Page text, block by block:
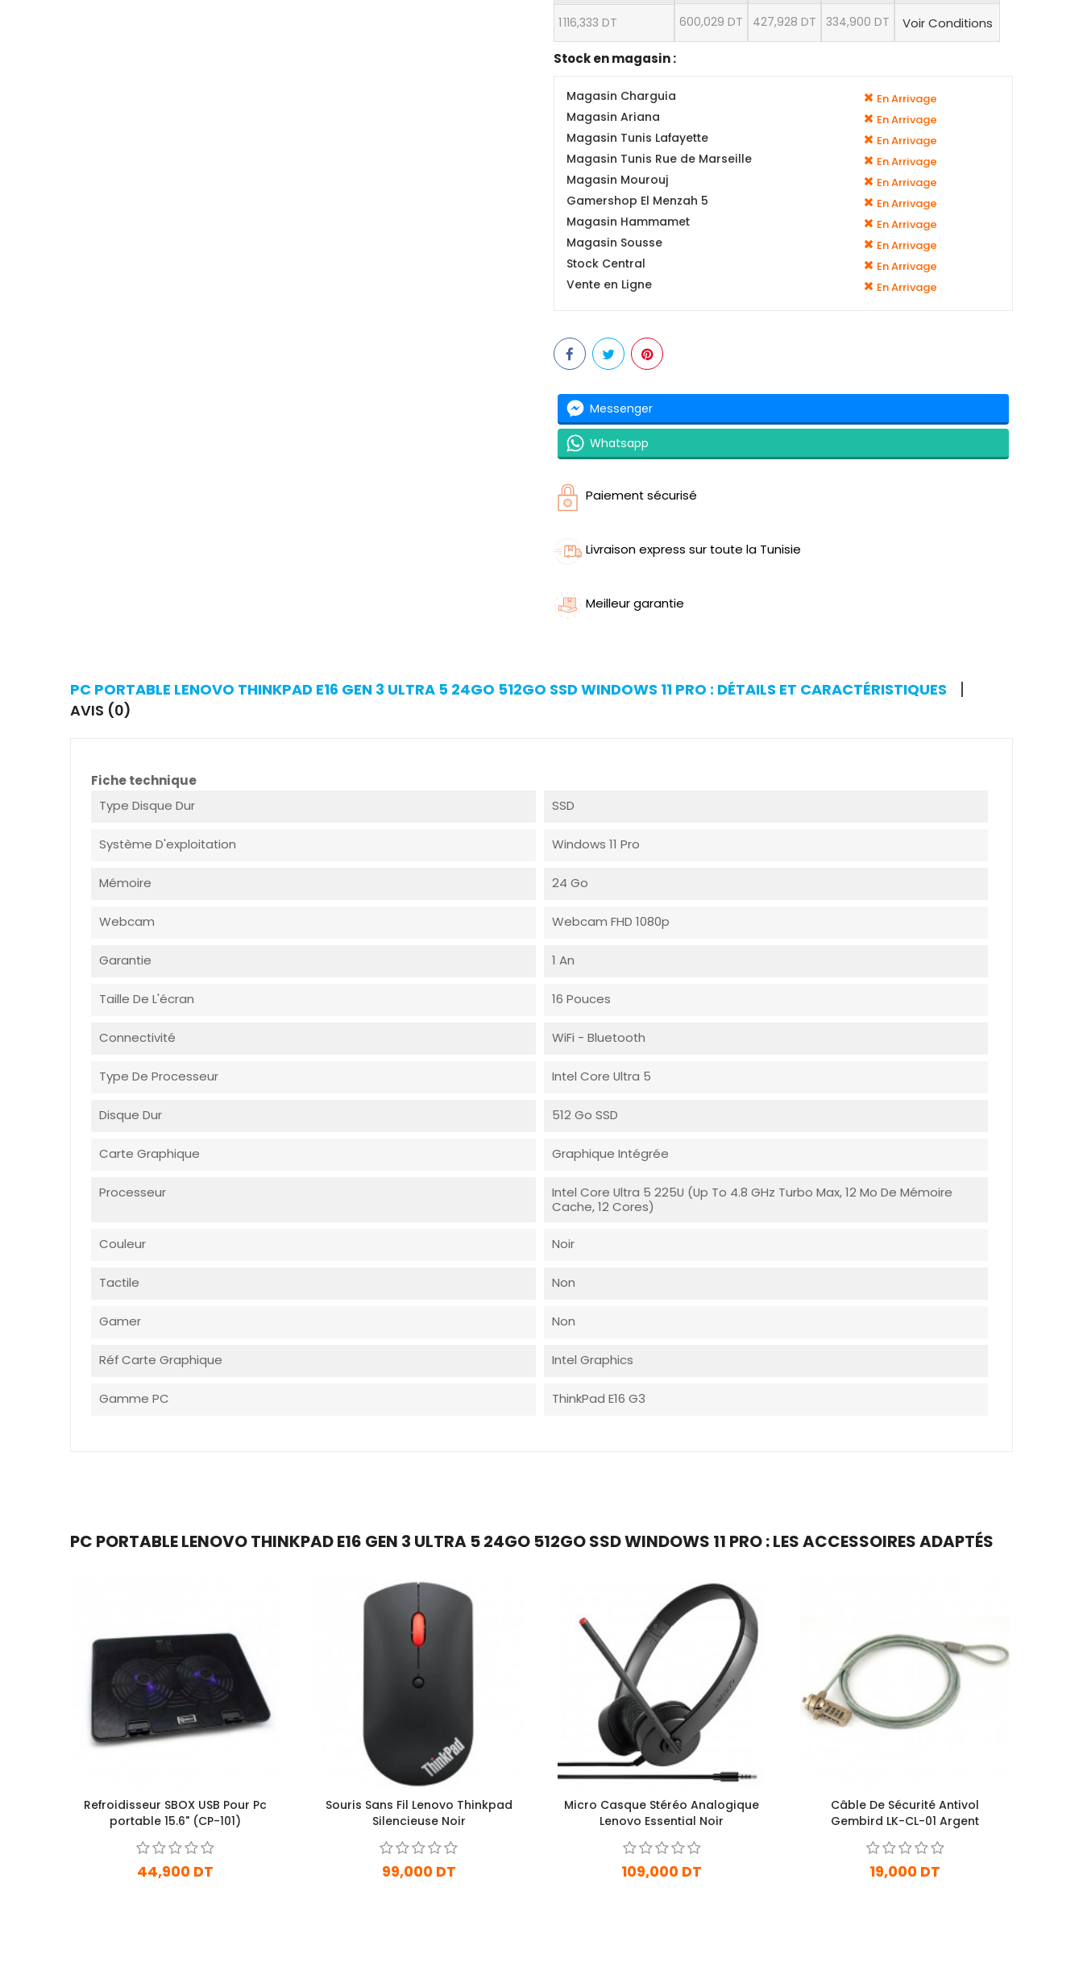
1 116,333 DT 600,029 DT 427,928 DT 334,900 DT Voir Conditions
Stock en magasin :
Magasin Charguia En Arrivage
Magasin Ariana En Arrivage
Magasin Tunis Lafayette En Arrivage
Magasin Tunis Rue de Marseille En Arrivage
Magasin Mourouj En Arrivage
Gamershop El Menzah 5 En Arrivage
Magasin Hammamet En Arrivage
Magasin Sousse En Arrivage
Stock Central En Arrivage
Vente en Ligne En Arrivage
Messenger
Whatsapp
Paiement sécurisé
Livraison express sur toute la Tunisie
Meilleur garantie
PC PORTABLE LENOVO THINKPAD E16 GEN 3 ULTRA 5 24GO 512GO SSD WINDOWS 11 PRO : DÉTAILS ET CARACTÉRISTIQUES
AVIS (0)
Fiche technique
Type Disque Dur
SSD
Système D'exploitation Windows 11 Pro
Mémoire 24 Go
Webcam Webcam FHD 1080p
Garantie 1 An
Taille De L'écran 16 Pouces
Connectivité WiFi - Bluetooth
Type De Processeur Intel Core Ultra 5
Disque Dur 512 Go SSD
Carte Graphique Graphique Intégrée
Processeur
Intel Core Ultra 5 225U (up To 4.8 GHz Turbo Max, 12 Mo De Mémoire
Cache, 12 Cores)
Couleur Noir
Tactile Non
Gamer Non
Réf Carte Graphique Intel Graphics
Gamme PC ThinkPad E16 G3
PC PORTABLE LENOVO THINKPAD E16 GEN 3 ULTRA 5 24GO 512GO SSD WINDOWS 11 PRO : LES ACCESSOIRES ADAPTÉS
Refroidisseur SBOX USB Pour Pc
portable 15.6" (CP-101)
44,900 DT
Souris Sans Fil Lenovo Thinkpad
Silencieuse Noir
99,000 DT
Micro Casque Stéréo Analogique
Lenovo Essential Noir
109,000 DT
Câble De Sécurité Antivol
Gembird LK-CL-01 Argent
19,000 DT